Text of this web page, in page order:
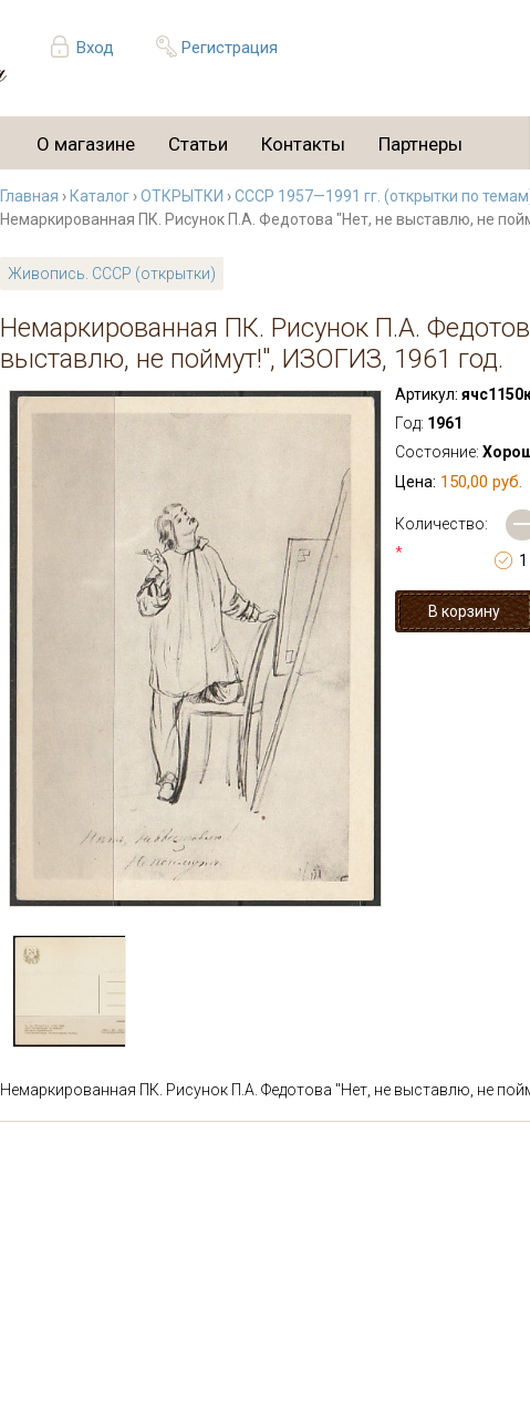
Вход Регистрация
О магазине Статьи Контакты Партнеры
Главная › Каталог ›ОТКРЫТКИ ›СССР 1957—1991 гг. (открытки по
Немаркированная ПК. Рисунок П.А. Федотова "Нет, не выставлю, не
Живопись. СССР (открытки)
Немаркированная ПК. Рисунок П.А.
выставлю, не поймут!", ИЗОГИЗ, 1961 год.
Артикул:
Год: 1961
Состояние:
Цена: 150,00 руб.
Количество:
*
—
Немаркированная ПК. Рисунок П.А. Федотова "Нет, не выставлю, не